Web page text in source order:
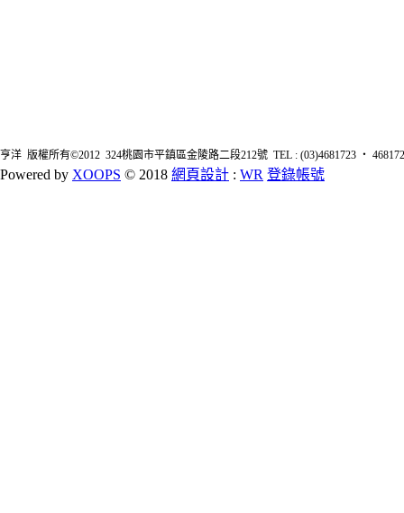
亨洋 版權所有©2012 324桃園市平鎮區金陵路二段212號 TEL : (03)4681723 ‧
Powered by XOOPS © 2018 網頁設計 : WR 登錄帳號